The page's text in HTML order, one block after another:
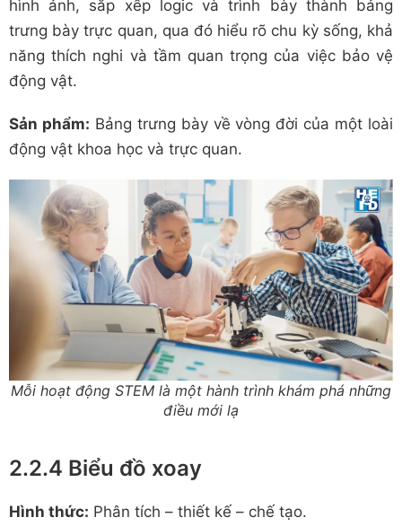
hình ảnh, sắp xếp logic và trình bày thành bảng
trưng bày trực quan, qua đó hiểu rõ chu kỳ sống, khả
năng thích nghi và tầm quan trọng của việc bảo vệ
động vật.
Sản phẩm: Bảng trưng bày về vòng đời của một loài
động vật khoa học và trực quan.
Mỗi hoạt động STEM là một hành trình khám phá những
điều mới lạ
2.2.4 Biểu đồ xoay
Hình thức: Phân tích – thiết kế – chế tạo.